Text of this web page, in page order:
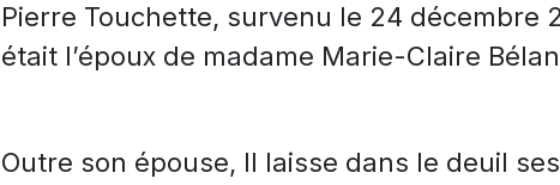
Pierre Touchette, survenu le 24 décembre
était l’époux de madame Marie-Claire
Outre son épouse, Il laisse dans le deuil